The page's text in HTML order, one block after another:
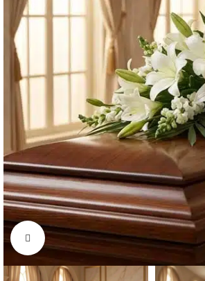
Click to enlarge